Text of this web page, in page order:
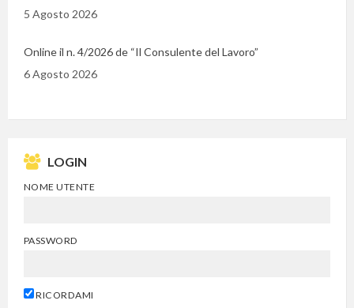
5 Agosto 2026
Online il n. 4/2026 de “Il Consulente del Lavoro”
6 Agosto 2026
LOGIN
NOME UTENTE
PASSWORD
RICORDAMI